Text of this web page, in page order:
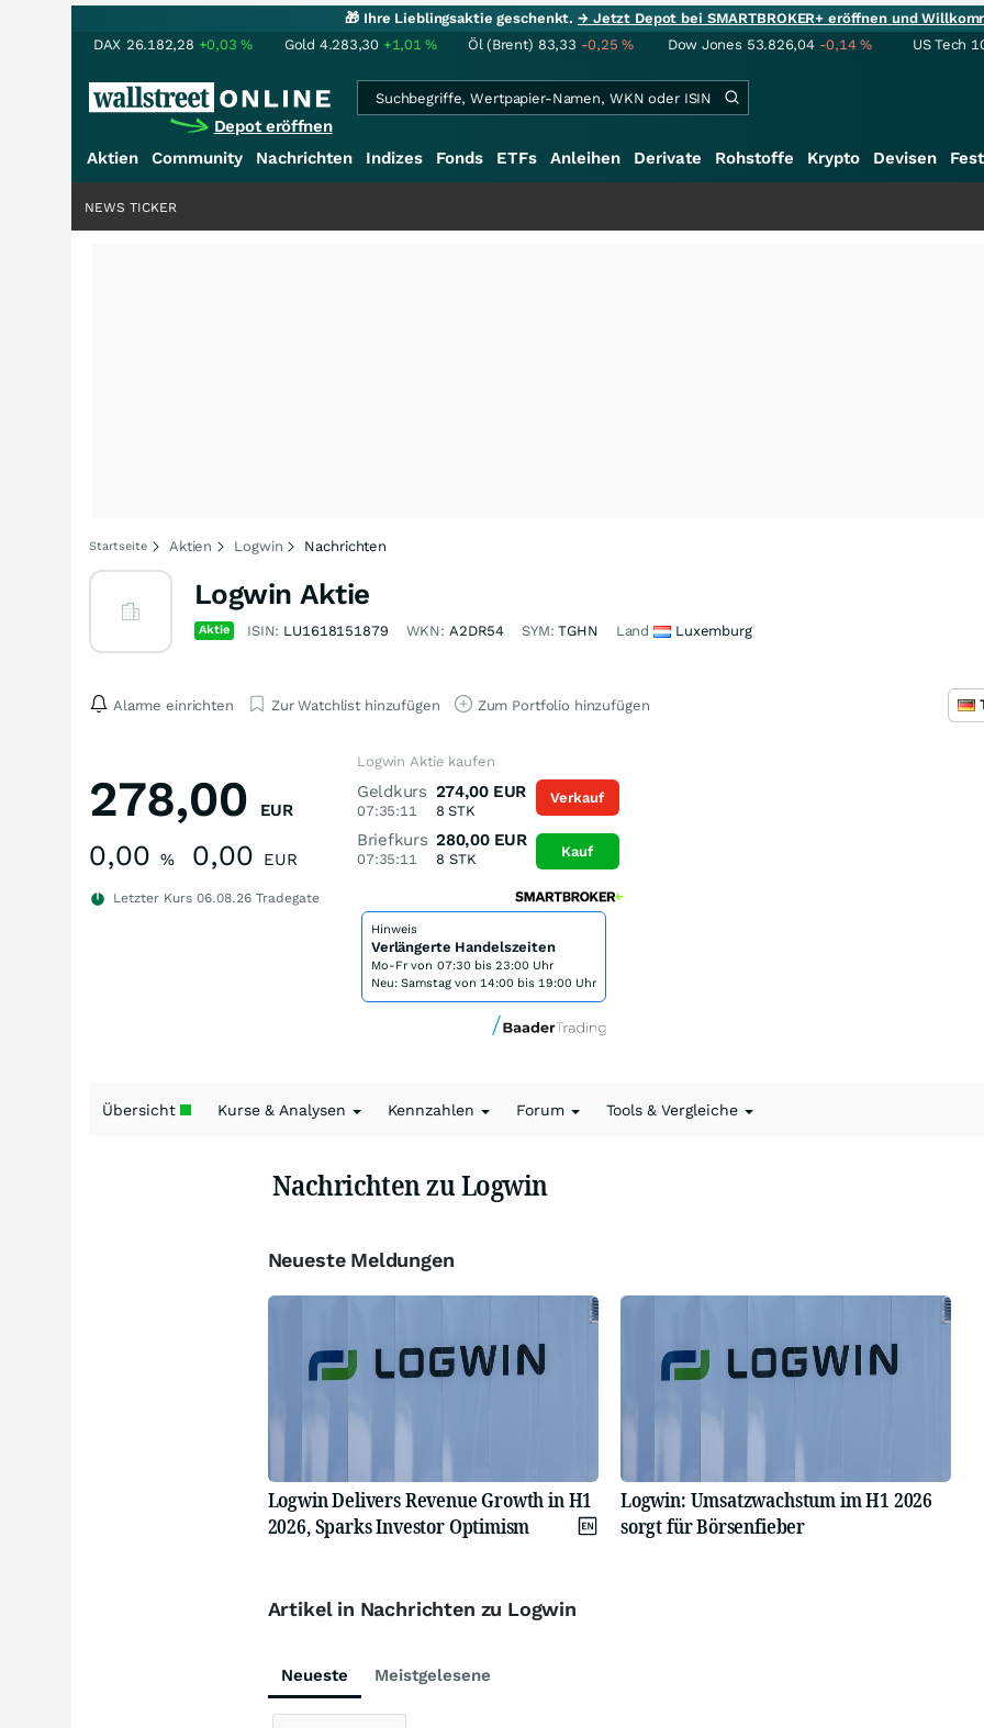
🎁 Ihre Lieblingsaktie geschenkt.→ Jetzt Depot bei SMARTBROKER+ eröffnen und
DAX 26.182,28 +0,03% Gold 4.283,30 +1,01% Öl (Brent) 83,33 -0,25% Dow Jones 53.826,04 -0,14% US Tech
Depot eröffnen
Aktien Community Nachrichten Indizes Fonds ETFs Anleihen Derivate Rohstoffe Krypto Devisen
NEWS TICKER
Startseite Aktien Logwin Nachrichten
Logwin Aktie
Aktie ISIN: LU1618151879 WKN: A2DR54 SYM:TGHN Land Luxemburg
Alarme einrichten Zur Watchlist hinzufügen Zum Portfolio hinzufügen
278,00 EUR
0,00 % 0,00 EUR
Letzter Kurs 06.08.26 Tradegate
Logwin Aktie kaufen
Geldkurs
07:35:11
274,00 EUR
8 STK
Briefkurs
07:35:11
280,00 EUR
8 STK
Verkauf
Kauf
Hinweis
Verlängerte Handelszeiten
Mo-Fr von 07:30 bis 23:00 Uhr
Neu: Samstag von 14:00 bis 19:00 Uhr
Übersicht Kurse & Analysen Kennzahlen Forum Tools & Vergleiche
Nachrichten zu Logwin
Neueste Meldungen
Logwin Delivers Revenue Growth in H1
2026, Sparks Investor Optimism
Logwin: Umsatzwachstum im H1 2026
sorgt für Börsenfieber
Artikel in Nachrichten zu Logwin
Neueste Meistgelesene